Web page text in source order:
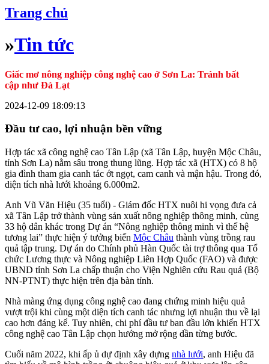
Trang chủ
»Tin tức
Giấc mơ nông nghiệp công nghệ cao ở Sơn La: Tránh bất
cập như Đà Lạt
2024-12-09 18:09:13
Đầu tư cao, lợi nhuận bền vững
Hợp tác xã công nghệ cao Tân Lập (xã Tân Lập, huyện Mộc Châu,
tỉnh Sơn La) nằm sâu trong thung lũng. Hợp tác xã (HTX) có 8 hộ
gia đình tham gia canh tác ớt ngọt, cam canh và mận hậu. Trong đó,
diện tích nhà lưới khoảng 6.000m2.
Anh Vũ Văn Hiệu (35 tuổi) - Giám đốc HTX nuôi hi vọng đưa cả
xã Tân Lập trở thành vùng sản xuất nông nghiệp thông minh, cùng
33 hộ dân khác trong Dự án “Nông nghiệp thông minh vì thế hệ
tương lai” thực hiện ý tưởng biến Mộc Châu thành vùng trồng rau
quả tập trung. Dự án do Chính phủ Hàn Quốc tài trợ thông qua Tổ
chức Lương thực và Nông nghiệp Liên Hợp Quốc (FAO) và được
UBND tỉnh Sơn La chấp thuận cho Viện Nghiên cứu Rau quả (Bộ
NN-PTNT) thực hiện trên địa bàn tỉnh.
Nhà màng ứng dụng công nghệ cao đang chứng minh hiệu quả
vượt trội khi cùng một diện tích canh tác nhưng lợi nhuận thu về lại
cao hơn đáng kể. Tuy nhiên, chi phí đầu tư ban đầu lớn khiến HTX
công nghệ cao Tân Lập chọn hướng mở rộng dần từng bước.
Cuối năm 2022, khi ấp ủ dự định xây dựng nhà lưới, anh Hiệu đã